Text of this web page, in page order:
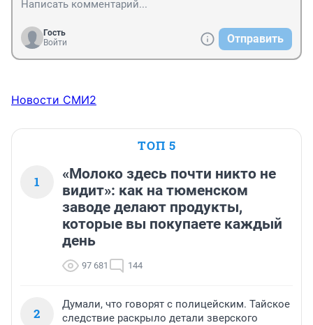
Гость
Войти
Отправить
Новости СМИ2
ТОП 5
1
«Молоко здесь почти никто не
видит»: как на тюменском
заводе делают продукты,
которые вы покупаете каждый
день
97 681 144
2
Думали, что говорят с полицейским. Тайское
следствие раскрыло детали зверского